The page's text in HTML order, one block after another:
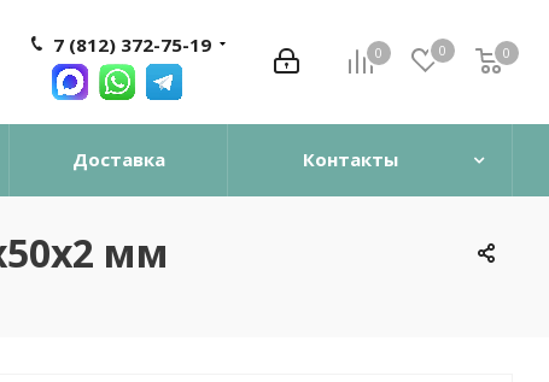
0 0 0
0
7 (812) 372-75-19
Доставка Контакты
мм